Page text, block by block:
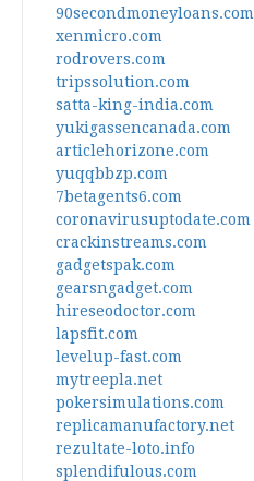
90secondmoneyloans.com
xenmicro.com
rodrovers.com
tripssolution.com
satta-king-india.com
yukigassencanada.com
articlehorizone.com
yuqqbbzp.com
7betagents6.com
coronavirusuptodate.com
crackinstreams.com
gadgetspak.com
gearsngadget.com
hireseodoctor.com
lapsfit.com
levelup-fast.com
mytreepla.net
pokersimulations.com
replicamanufactory.net
rezultate-loto.info
splendifulous.com